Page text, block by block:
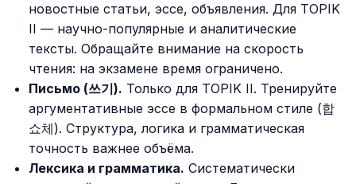
новостные статьи, эссе, объявления. Для TOPIK
II — научно-популярные и аналитические
тексты. Обращайте внимание на скорость
чтения: на экзамене время ограничено.
Письмо (쓰기). Только для TOPIK II. Тренируйте
аргументативные эссе в формальном стиле (합
쇼체). Структура, логика и грамматическая
точность важнее объёма.
Лексика и грамматика. Систематически